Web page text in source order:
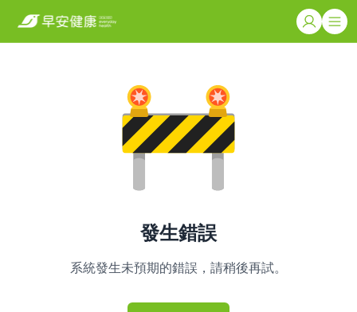
發生錯誤
系統發生未預期的錯誤，請稍後再試。